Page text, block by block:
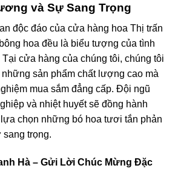
và Sự Sang Trọng
độc đáo của cửa hàng hoa Thị trấn
hoa đều là biểu tượng của tình
cửa hàng của chúng tôi, chúng tôi
sản phẩm chất lượng cao mà
mua sắm đẳng cấp. Đội ngũ
và nhiệt huyết sẽ đồng hành
chọn những bó hoa tươi tắn phản
trọng.
Hà – Gửi Lời Chúc Mừng Đặc